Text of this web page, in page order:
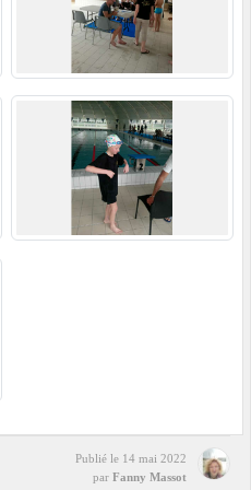
Publié le 14 mai 2022
par Fanny Massot